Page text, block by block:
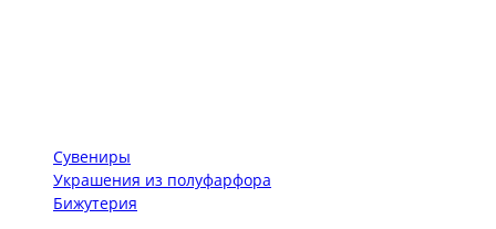
Сувениры
Украшения из полуфарфора
Бижутерия